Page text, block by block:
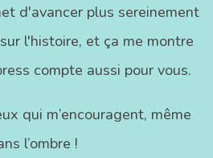
d'avancer plus sereinement
l'histoire, et ça me montre
compte aussi pour vous.
qui m’encouragent, même
l’ombre !